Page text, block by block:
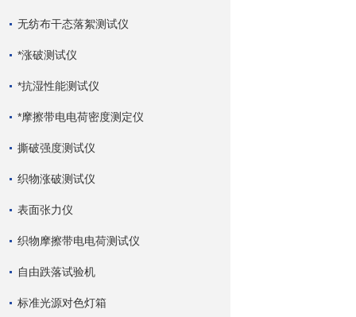
无纺布干态落絮测试仪
*涨破测试仪
*抗湿性能测试仪
*摩擦带电电荷密度测定仪
撕破强度测试仪
织物涨破测试仪
表面张力仪
织物摩擦带电电荷测试仪
自由跌落试验机
标准光源对色灯箱